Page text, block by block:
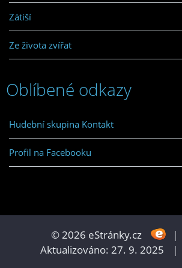
Zátiší
Ze života zvířat
Oblíbené odkazy
Hudební skupina Kontakt
Profil na Facebooku
© 2026 eStránky.cz |
Aktualizováno: 27. 9. 2025
|